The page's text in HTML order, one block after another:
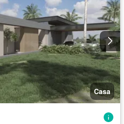
Casa